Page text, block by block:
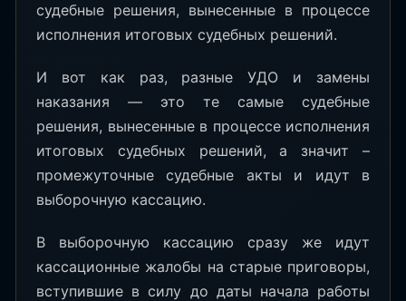
судебные решения, вынесенные в процессе
исполнения итоговых судебных решений.
И вот как раз, разные УДО и замены
наказания — это те самые судебные
решения, вынесенные в процессе исполнения
итоговых судебных решений, а значит –
промежуточные судебные акты и идут в
выборочную кассацию.
В выборочную кассацию сразу же идут
кассационные жалобы на старые приговоры,
вступившие в силу до даты начала работы